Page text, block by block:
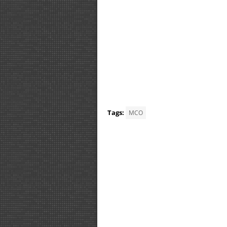
Tags: MCO